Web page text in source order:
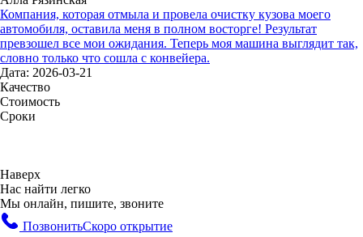
Компания, которая отмыла и провела очистку кузова моего
автомобиля, оставила меня в полном восторге! Результат
превзошел все мои ожидания. Теперь моя машина выглядит так,
словно только что сошла с конвейера.
Дата: 2026-03-21
Качество
Стоимость
Сроки
Наверх
Нас найти легко
Мы онлайн, пишите, звоните
ПозвонитьСкоро открытие